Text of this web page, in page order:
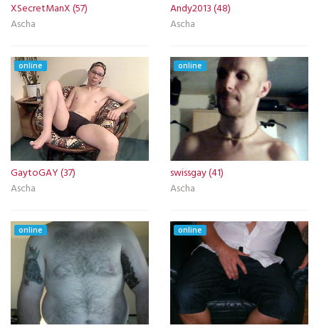
XSecretManX (57)
Ascha
Andy2013 (48)
Ascha
online
GaytoGAY (37)
Ascha
online
swissgay (41)
Ascha
online online